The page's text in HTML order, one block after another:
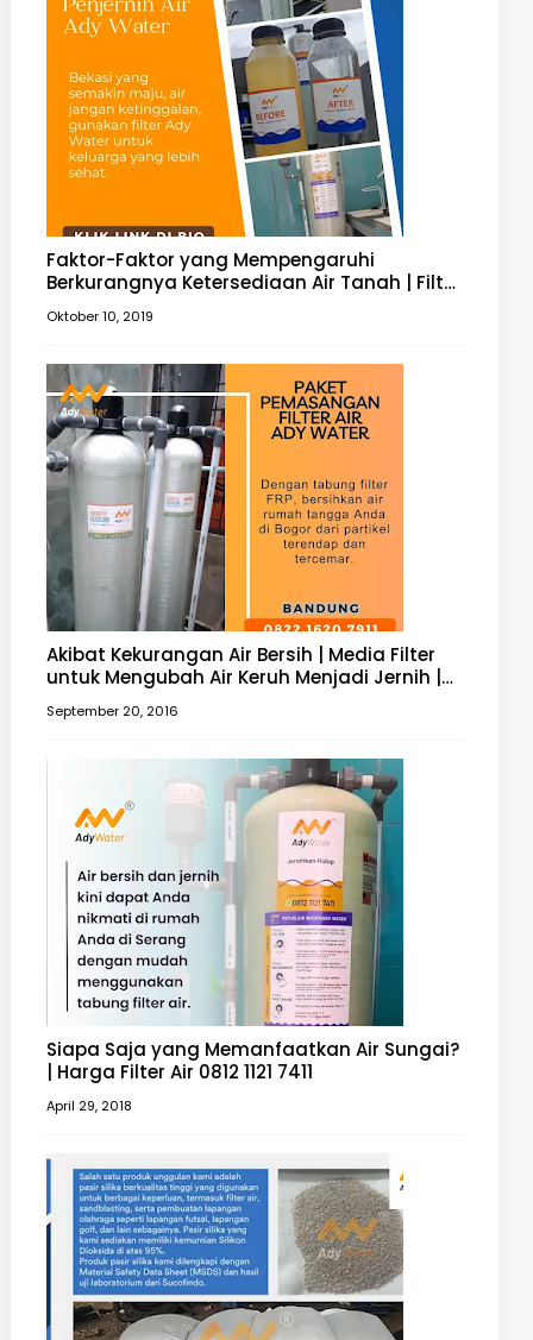
Faktor-Faktor yang Mempengaruhi
Berkurangnya Ketersediaan Air Tanah | Filter
Oktober 10, 2019
Akibat Kekurangan Air Bersih | Media Filter
untuk Mengubah Air Keruh Menjadi Jernih |
September 20, 2016
Siapa Saja yang Memanfaatkan Air Sungai?
| Harga Filter Air 0812 1121 7411
April 29, 2018